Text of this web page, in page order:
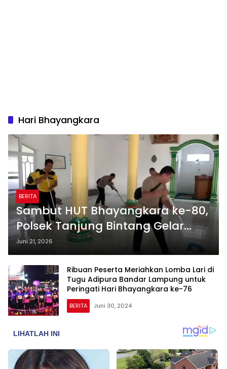
Hari Bhayangkara
BERITA
Sambut HUT Bhayangkara ke-80,
Polsek Tanjung Bintang Gelar
Bakti Sosial Bersih-Bersih Masjid
Juni 21, 2026
Ribuan Peserta Meriahkan Lomba Lari di
Tugu Adipura Bandar Lampung untuk
Peringati Hari Bhayangkara ke-76
BERITA Juni 30, 2024